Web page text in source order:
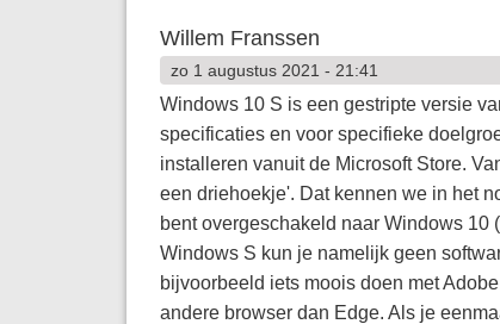
Willem Franssen
zo 1 augustus 2021 - 21:41
Windows 10 S is een gestripte versie
specificaties en voor specifieke
installeren vanuit de Microsoft Store.
een driehoekje'. Dat kennen we in het
bent overgeschakeld naar Windows
Windows S kun je namelijk geen
bijvoorbeeld iets moois doen met
andere browser dan Edge. Als je